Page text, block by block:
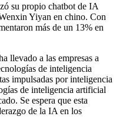
su propio chatbot de IA
Yiyan en chino. Con
más de un 13% en
llevado a las empresas a
de inteligencia
impulsadas por inteligencia
de inteligencia artificial
Se espera que esta
de la IA en los